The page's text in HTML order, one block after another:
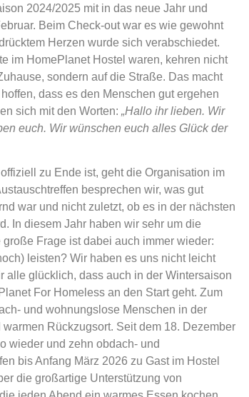
2024/2025 mit in das neue Jahr und
Beim Check-out war es wie gewohnt
Herzen wurde sich verabschiedet.
im HomePlanet Hostel waren, kehren nicht
sondern auf die Straße. Das macht
dass es den Menschen gut ergehen
sich mit den Worten: „Hallo ihr lieben. Wir
euch. Wir wünschen euch alles Glück der
zu Ende ist, geht die Organisation im
besprechen wir, was gut
war und nicht zuletzt, ob es in der nächsten
In diesem Jahr haben wir sehr um die
Frage ist dabei auch immer wieder:
leisten? Wir haben es uns nicht leicht
alle glücklich, dass auch in der Wintersaison
For Homeless an den Start geht. Zum
und wohnungslose Menschen in der
Rückzugsort. Seit dem 18. Dezember
wieder und zehn obdach- und
bis Anfang März 2026 zu Gast im Hostel
die großartige Unterstützung von